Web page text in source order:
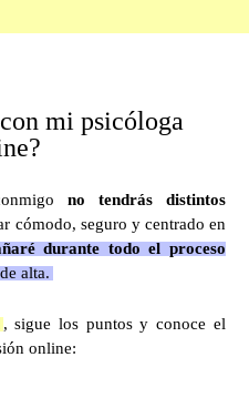
mi psicóloga
no tendrás distintos
cómodo, seguro y centrado en
durante todo el proceso
alta.
, sigue los puntos y conoce el
online: